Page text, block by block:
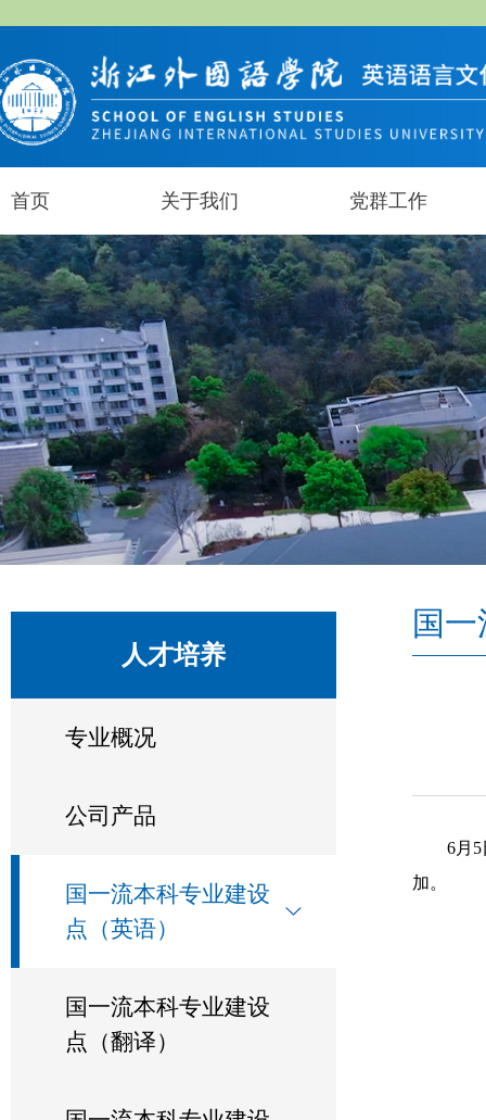
首页 关于我们 党群工作
人才培养
专业概况
公司产品
国一流本科专业建设
点（英语）
国一流本科专业建设
点（翻译）
国
6月
加。